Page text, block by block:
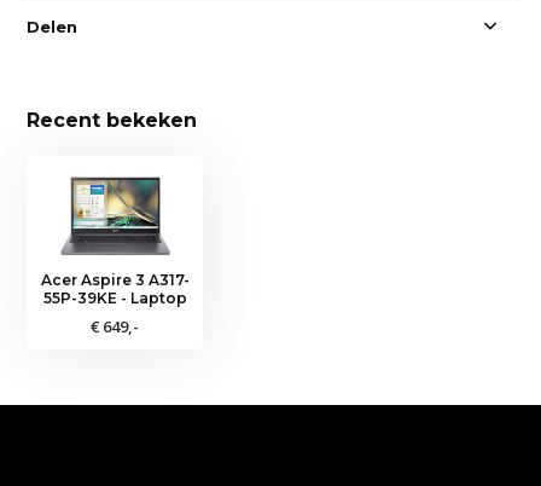
Delen
Recent bekeken
Acer Aspire 3 A317-
55P-39KE - Laptop
€ 649,-